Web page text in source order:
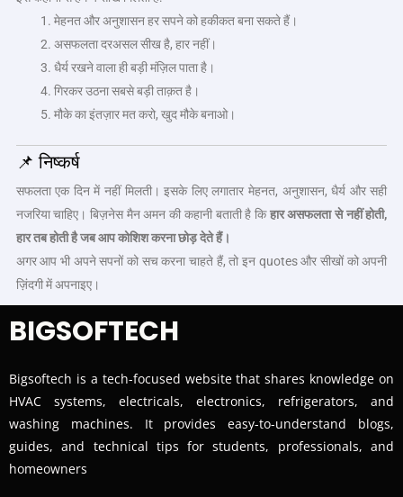
मेहनत और अनुशासन हर सपने को हकीकत बना सकते हैं।
असफलता दरअसल सीख है, हार नहीं।
धैर्य रखने वाला ही बड़ी मंज़िल पाता है।
गिरकर उठना सबसे बड़ी ताक़त है।
मौके का इंतज़ार मत करो, खुद मौके बनाओ।
📌 निष्कर्ष
सफलता एक दिन में नहीं मिलती। इसके लिए लगातार मेहनत, अनुशासन, धैर्य और सही
नजरिया चाहिए। बिज़नेस मैन अमन की कहानी बताती है किहार असफलता से नहीं होती,
हार तब होती है जब आप कोशिश करना छोड़ देते हैं।
अगर आप भी अपने सपनों को सच करना चाहते हैं, तो इन quotes और सीखों को अपनी
ज़िंदगी में अपनाइए।
BIGSOFTECH
Bigsoftech is a tech-focused website that shares knowledge on
HVAC systems, electricals, electronics, refrigerators, and
washing machines. It provides easy-to-understand blogs,
guides, and technical tips for students, professionals, and
homeowners